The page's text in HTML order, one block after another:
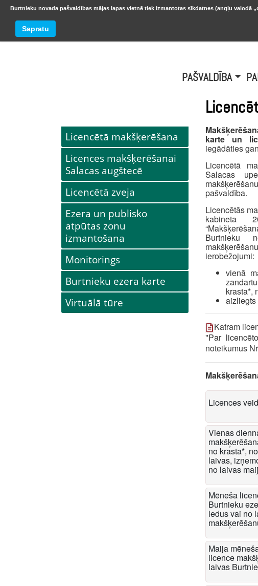
BURTNIEKU NOVADS
PAŠVALDĪBA
Licencētā makšķerēšana
Licences makšķerēšanai
Salacas augštecē
Licencētā zveja
Ezera un publisko
atpūtas zonu
izmantošana
Monitorings
Burtnieku ezera karte
Virtuālā tūre
karte un
iegādāties
Licencētā
Salacas
pašvaldība.
Licencētās
kabineta
Burtnieku
ierobežojumi:
vienā
krasta*,
aizliegts
Katram
"Par
noteikumus
Licences
Vienas
no krasta*,
laivas,
no laivas
Mēneša
Burtnieku
ledus vai no
Maija
licence
laivas
Burtnieku novada pašvaldības mājas lapas vietnē tiek izmantotas sīkdatnes (angļu valodā
Sapratu